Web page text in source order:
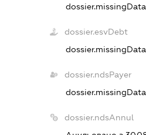
dossier.missingData
dossier.esvDebt
dossier.missingData
dossier.ndsPayer
dossier.missingData
dossier.ndsAnnul